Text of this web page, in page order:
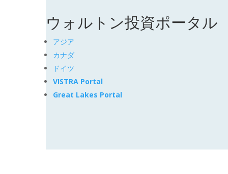
ウォルトン投資ポータル
アジア
カナダ
ドイツ
VISTRA Portal
Great Lakes Portal